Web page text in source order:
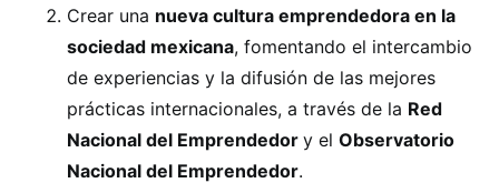
Crear una nueva cultura emprendedora en la
sociedad mexicana, fomentando el intercambio
de experiencias y la difusión de las mejores
prácticas internacionales, a través de la Red
Nacional del Emprendedor y el Observatorio
Nacional del Emprendedor.